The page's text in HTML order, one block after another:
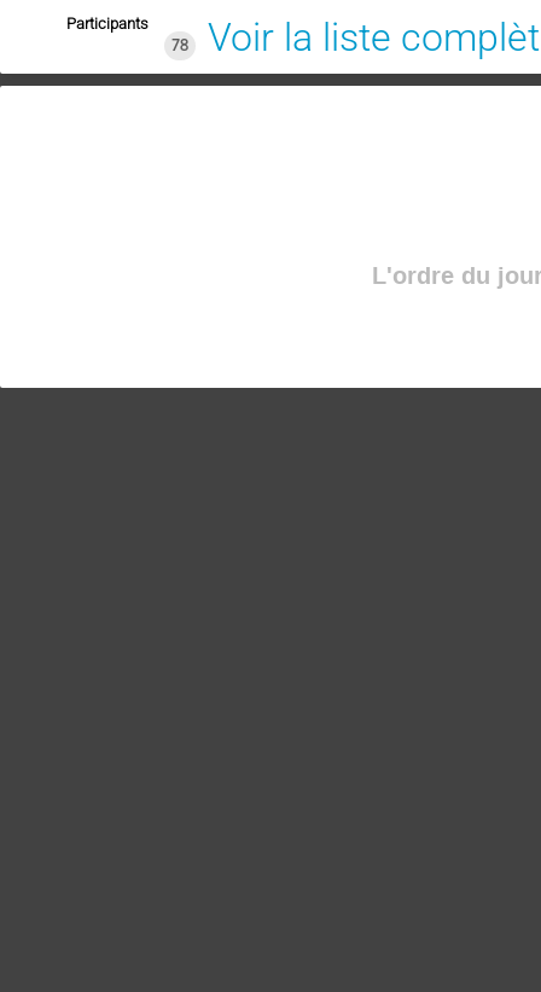
Participants
78
Voir la liste
L'ordre du